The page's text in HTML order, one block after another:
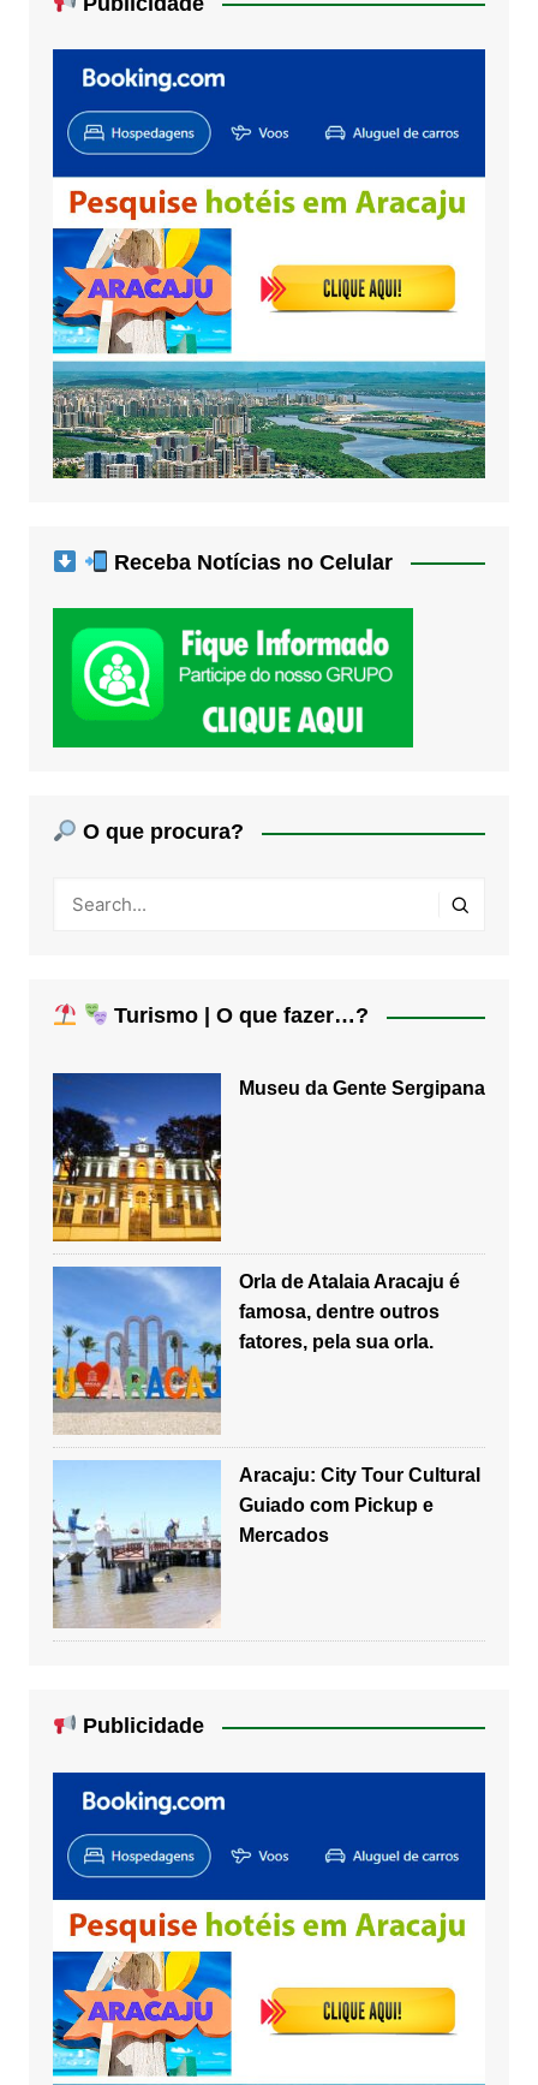
Receba Notícias no Celular
O que procura?
Turismo | O que fazer…?
Museu da Gente Sergipana
Orla de Atalaia Aracaju é
famosa, dentre outros
fatores, pela sua orla.
Aracaju: City Tour Cultural
Guiado com Pickup e
Mercados
Publicidade